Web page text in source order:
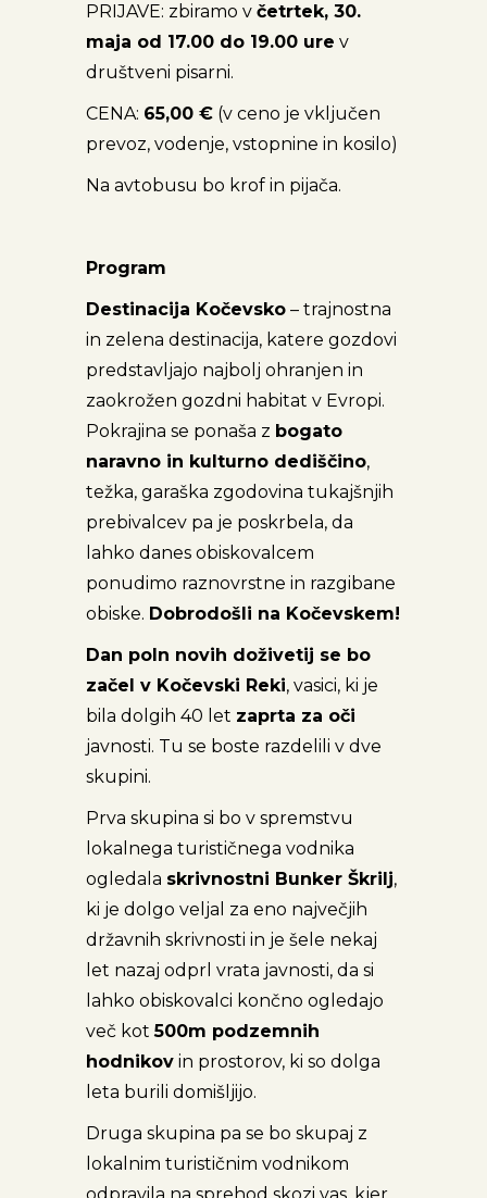
PRIJAVE: zbiramo v četrtek, 30.
maja od 17.00 do 19.00 ure v
društveni pisarni.
CENA: 65,00 € (v ceno je vključen
prevoz, vodenje, vstopnine in kosilo)
Na avtobusu bo krof in pijača.
Program
Destinacija Kočevsko – trajnostna
in zelena destinacija, katere gozdovi
predstavljajo najbolj ohranjen in
zaokrožen gozdni habitat v Evropi.
Pokrajina se ponaša z bogato
naravno in kulturno dediščino,
težka, garaška zgodovina tukajšnjih
prebivalcev pa je poskrbela, da
lahko danes obiskovalcem
ponudimo raznovrstne in razgibane
obiske. Dobrodošli na Kočevskem!
Dan poln novih doživetij se bo
začel v Kočevski Reki, vasici, ki je
bila dolgih 40 let zaprta za oči
javnosti. Tu se boste razdelili v dve
skupini.
Prva skupina si bo v spremstvu
lokalnega turističnega vodnika
ogledala skrivnostni Bunker Škrilj,
ki je dolgo veljal za eno največjih
državnih skrivnosti in je šele nekaj
let nazaj odprl vrata javnosti, da si
lahko obiskovalci končno ogledajo
več kot500m podzemnih
hodnikov in prostorov, ki so dolga
leta burili domišljijo.
Druga skupina pa se bo skupaj z
lokalnim turističnim vodnikom